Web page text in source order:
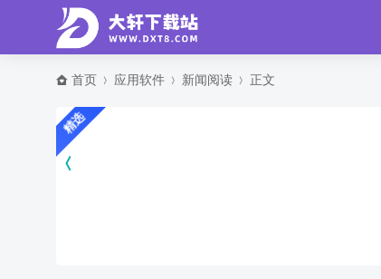
首页 应用软件 新闻阅读 正文
精选